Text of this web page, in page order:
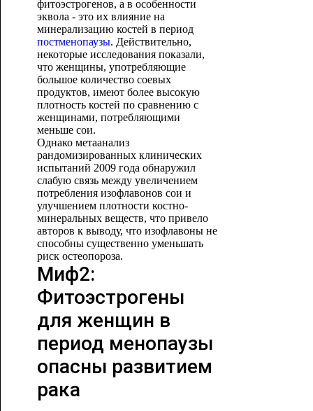
фитоэстрогенов, а в особенности
эквола - это их влияние на
минерализацию костей в период
постменопаузы. Действительно,
некоторые исследования показали,
что женщины, употребляющие
большое количество соевых
продуктов, имеют более высокую
плотность костей по сравнению с
женщинами, потребляющими
меньше сои.
Однако метаанализ
рандомизированных клинических
испытаний 2009 года обнаружил
слабую связь между увеличением
потребления изофлавонов сои и
улучшением плотности костно-
минеральных веществ, что привело
авторов к выводу, что изофлавоны не
способны существенно уменьшать
риск остеопороза.
Миф2:
Фитоэстрогены
для женщин в
период менопаузы
опасны развитием
рака